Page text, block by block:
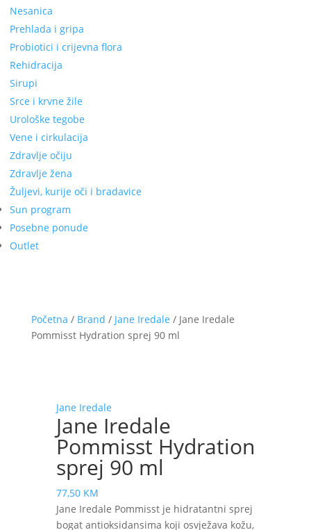
Nesanica
Prehlada i gripa
Probiotici i crijevna flora
Rehidracija
Sirupi
Srce i krvne žile
Urološke tegobe
Vene i cirkulacija
Zdravlje očiju
Zdravlje žena
Žuljevi, kurije oči i bradavice
Sun program
Posebne ponude
Outlet
Početna / Brand / Jane Iredale / Jane Iredale
Pommisst Hydration sprej 90 ml
Jane Iredale
Jane Iredale
Pommisst Hydration
sprej 90 ml
77,50 KM
Jane Iredale Pommisst je hidratantni sprej
bogat antioksidansima koji osvježava kožu,